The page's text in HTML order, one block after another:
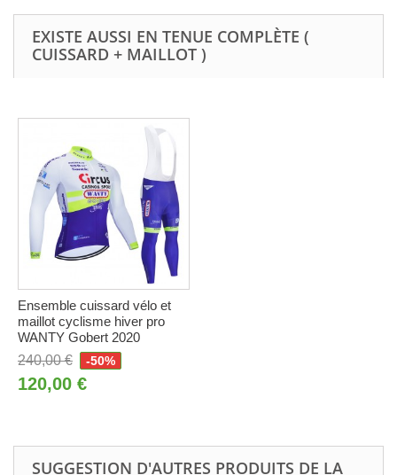
EXISTE AUSSI EN TENUE COMPLÈTE (
CUISSARD + MAILLOT )
Ensemble cuissard vélo et
maillot cyclisme hiver pro
WANTY Gobert 2020
240,00 €
-50%
120,00 €
SUGGESTION D'AUTRES PRODUITS DE LA